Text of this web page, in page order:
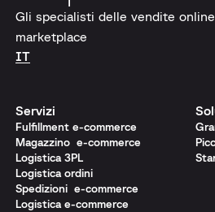
Gli specialisti delle vendite
marketplace
IT
Servizi
Fulfillment e-commerce
Magazzino e-commerce
Logistica 3PL
Logistica ordini
Spedizioni e-commerce
Logistica e-commerce